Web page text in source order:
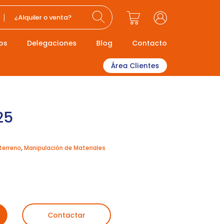
¿Alquiler o venta?
Delegaciones Blog Contacto
Área Clientes
,Manipulación de Materiales
Contactar